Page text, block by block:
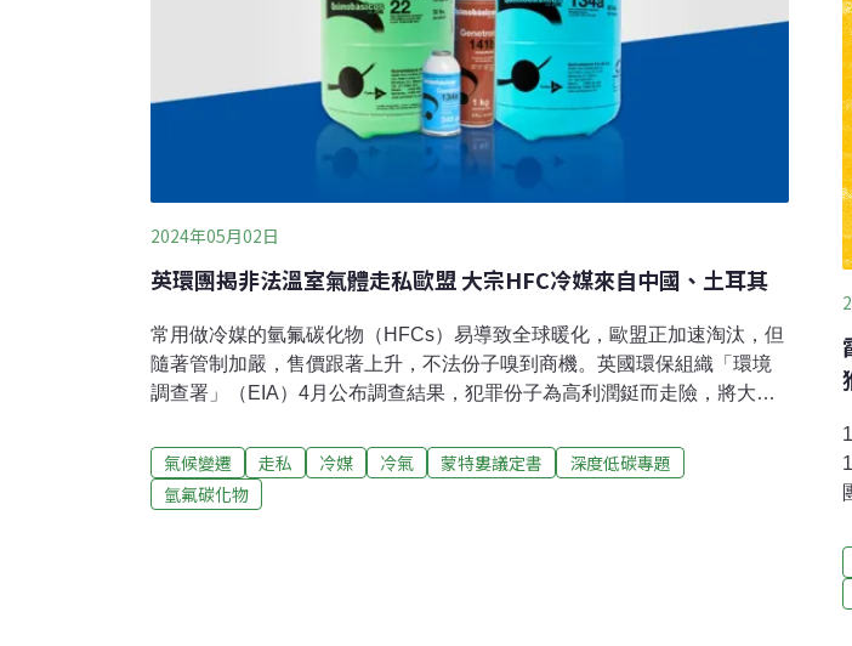
2024年05月02日
英環團揭非法溫室氣體走私歐盟 大宗HFC冷媒來自中國、土耳其
常用做冷媒的氫氟碳化物（HFCs）易導致全球暖化，歐盟正加速淘汰，但
隨著管制加嚴，售價跟著上升，不法份子嗅到商機。英國環保組織「環境
調查署」（EIA）4月公布調查結果，犯罪份子為高利潤鋌而走險，將大批
設備、電子清洗等等領域，雖然不會破壞臭氧層，但具有高溫暖化潛勢
（GWP），會加速全球暖化。因此，歐洲與其他工業國均承諾2036年使用
量將比2012年減少85%，不過，這項商品還是在市面流通。「在歐洲市場
氣候變遷 走私 冷媒 冷氣 蒙特婁議定書
深度低碳專題
氫氟碳化物